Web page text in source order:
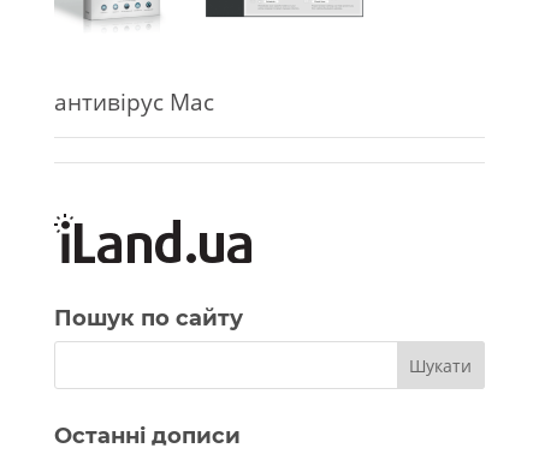
антивірус Mac
Пошук по сайту
Останні дописи